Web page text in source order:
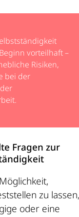
vorteilhaft –
Risiken,
bei der
Fragen zur
zu lassen,
oder eine